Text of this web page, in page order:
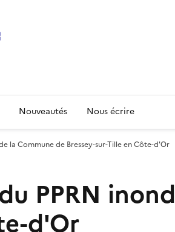
Nouveautés Nous écrire
la Commune de Bressey-sur-Tille en Côte-d'Or
PPRN
d'Or